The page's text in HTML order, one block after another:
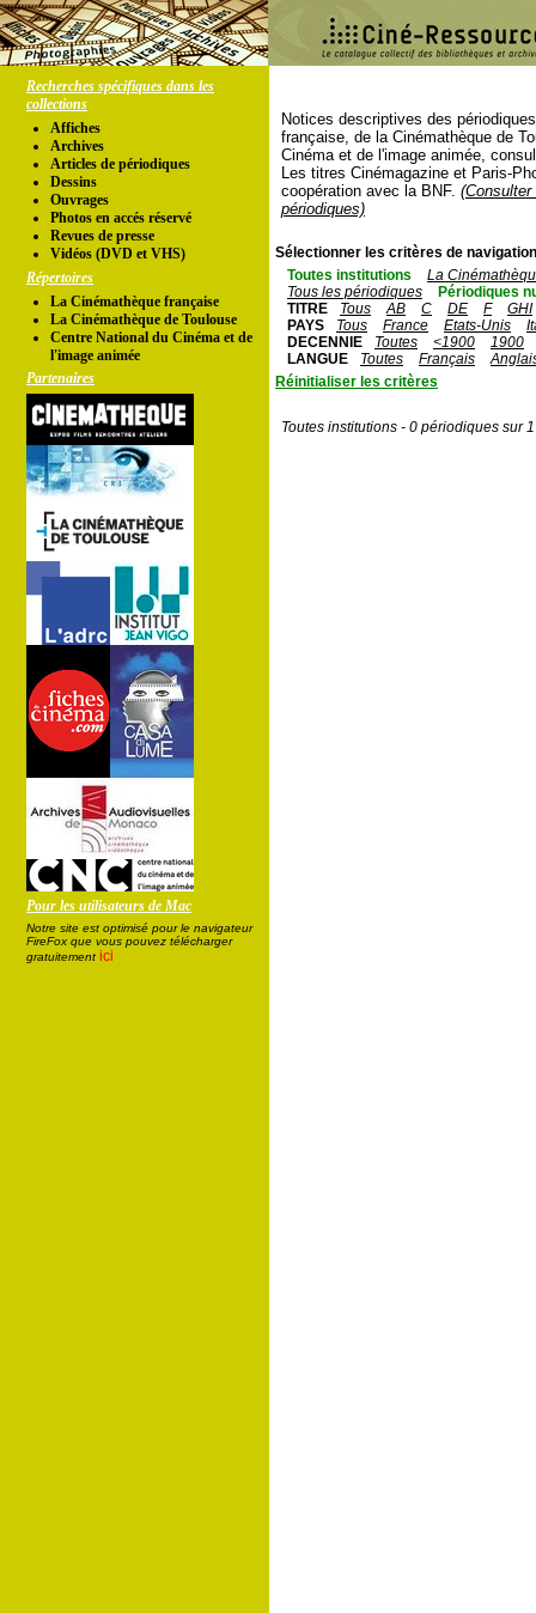
Recherches spécifiques dans les
collections
Affiches
Archives
Articles de périodiques
Dessins
Ouvrages
Photos en accés réservé
Revues de presse
Vidéos (DVD et VHS)
Répertoires
La Cinémathèque française
La Cinémathèque de Toulouse
Centre National du Cinéma et de
l'image animée
Partenaires
Pour les utilisateurs de Mac
Notre site est optimisé pour le navigateur
FireFox que vous pouvez télécharger
gratuitement ici
Notices descriptives des
française, de la Cinémathèque de
Cinéma et de l'image animée,
Les titres Cinémagazine et Paris-
coopération avec la BNF.
périodiques)
Sélectionner les critères de
Toutes institutions
La
Tous les périodiques
Périodiques
TITRE
Tous AB C DE F
GHI
PAYS
Tous France Etats-Unis
DECENNIE
Toutes <1900
1900
LANGUE
Toutes Français
Réinitialiser les critères
Toutes institutions - 0 périodiques sur